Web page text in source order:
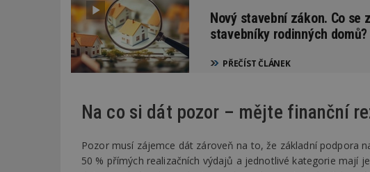
Nový stavební zákon. Co se
stavebníky rodinných domů?
PŘEČÍST ČLÁNEK
Na co si dát pozor – mějte finanční
Pozor musí zájemce dát zároveň na to, že základní podpora
50 % přímých realizačních výdajů a jednotlivé kategorie mají